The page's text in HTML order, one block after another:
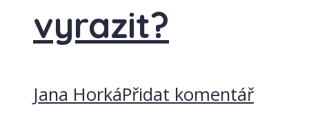
vyrazit?
Jana HorkáPřidat komentář